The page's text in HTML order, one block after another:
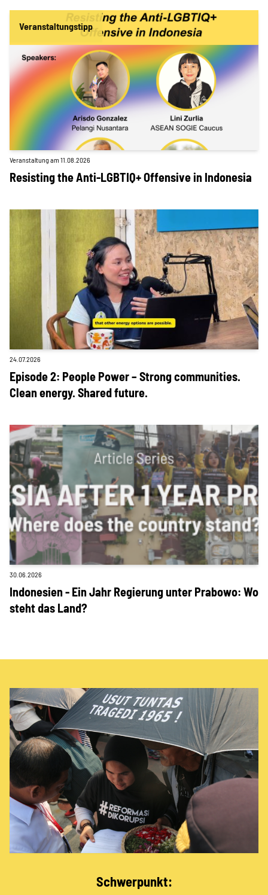
Newsletter abonnieren
SPENDEN
Über uns
Transparenz
Kontakt
english
Indonesian
Suche
Veranstaltungstipp
Veranstaltung am 11.08.2026
Resisting the Anti-LGBTIQ+ Offensive in Indonesia
24.07.2026
Episode 2: People Power – Strong communities.
Clean energy. Shared future.
30.06.2026
Indonesien - Ein Jahr Regierung unter Prabowo: Wo
steht das Land?
Schwerpunkt: